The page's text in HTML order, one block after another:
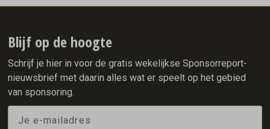
het Jaar.
Blijf op de hoogte
Schrijf je hier in voor de gratis wekelijkse Sponsorreport-
nieuwsbrief met daarin alles wat er speelt op het gebied
van sponsoring.